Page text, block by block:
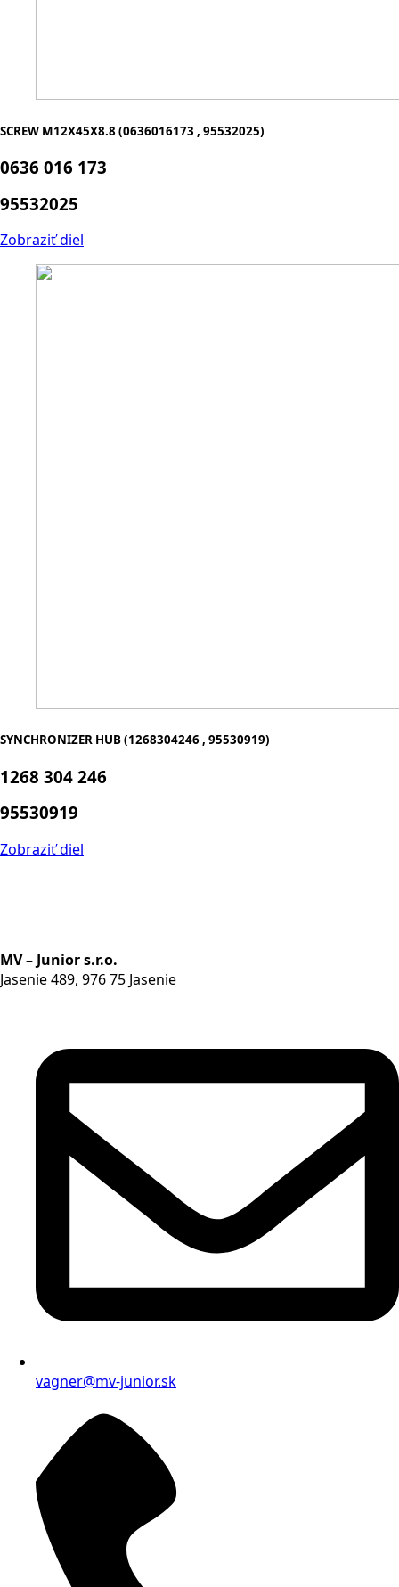
SCREW M12X45X8.8 (0636016173 , 95532025)
0636 016 173
95532025
Zobraziť diel
SYNCHRONIZER HUB (1268304246 , 95530919)
1268 304 246
95530919
Zobraziť diel
MV – Junior s.r.o.
Jasenie 489, 976 75 Jasenie
vagner@mv-junior.sk